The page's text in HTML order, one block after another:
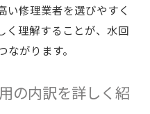
い修理業者を選びやすく
く理解することが、水回
がります。
の内訳を詳しく紹